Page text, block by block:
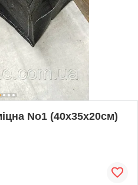
No1 (40х35х20см)